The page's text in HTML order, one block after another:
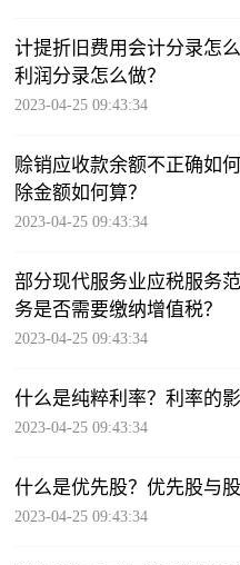
计提折旧费用会计分录怎
利润分录怎么做？
2023-04-25 09:43:34
赊销应收款余额不正确如
除金额如何算？
2023-04-25 09:43:34
部分现代服务业应税服务
务是否需要缴纳增值税？
2023-04-25 09:43:34
什么是纯粹利率？利率的
2023-04-25 09:43:34
什么是优先股？优先股与
2023-04-25 09:43:34